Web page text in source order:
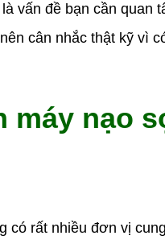
vấn đề bạn cần quan
cân nhắc thật kỹ vì
máy nạo
có rất nhiều đơn vị